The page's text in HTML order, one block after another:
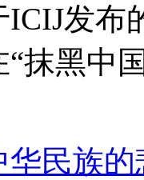
发布
抹黑中
华民族的